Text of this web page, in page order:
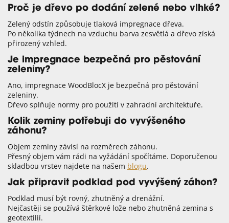
Proč je dřevo po dodání zelené nebo vlhké?
Zelený odstín způsobuje tlaková impregnace dřeva.
Po několika týdnech na vzduchu barva zesvětlá a dřevo získá
přirozený vzhled.
Je impregnace bezpečná pro pěstování
zeleniny?
Ano, impregnace WoodBlocX je bezpečná pro pěstování
zeleniny.
Dřevo splňuje normy pro použití v zahradní architektuře.
Kolik zeminy potřebuji do vyvýšeného
záhonu?
Objem zeminy závisí na rozměrech záhonu.
Přesný objem vám rádi na vyžádání spočítáme. Doporučenou
skladbou vrstev najdete na našem blogu.
Jak připravit podklad pod vyvýšený záhon?
Podklad musí být rovný, zhutněný a drenážní.
Nejčastěji se používá štěrkové lože nebo zhutněná zemina s
geotextilií.